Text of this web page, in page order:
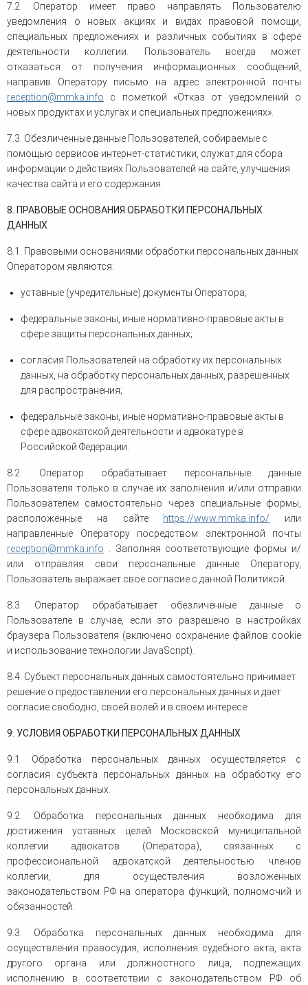
7.2. Оператор имеет право направлять Пользователю
уведомления о новых акциях и видах правовой помощи,
специальных предложениях и различных событиях в сфере
деятельности коллегии. Пользователь всегда может
отказаться от получения информационных сообщений,
направив Оператору письмо на адрес электронной почты
reception@mmka.info с пометкой «Отказ от уведомлений о
новых продуктах и услугах и специальных предложениях».
7.3. Обезличенные данные Пользователей, собираемые с
помощью сервисов интернет-статистики, служат для сбора
информации о действиях Пользователей на сайте, улучшения
качества сайта и его содержания.
8. ПРАВОВЫЕ ОСНОВАНИЯ ОБРАБОТКИ ПЕРСОНАЛЬНЫХ
ДАННЫХ
8.1. Правовыми основаниями обработки персональных данных
Оператором являются:
уставные (учредительные) документы Оператора;
федеральные законы, иные нормативно-правовые акты в
сфере защиты персональных данных;
согласия Пользователей на обработку их персональных
данных, на обработку персональных данных, разрешенных
для распространения;
федеральные законы, иные нормативно-правовые акты в
сфере адвокатской деятельности и адвокатуре в
Российской Федерации.
8.2. Оператор обрабатывает персональные данные
Пользователя только в случае их заполнения и/или отправки
Пользователем самостоятельно через специальные формы,
расположенные на сайте
https://www.mmka.info/ или
направленные Оператору посредством электронной почты
reception@mmka.info . Заполняя соответствующие формы и/
или отправляя свои персональные данные Оператору,
Пользователь выражает свое согласие с данной Политикой.
8.3. Оператор обрабатывает обезличенные данные о
Пользователе в случае, если это разрешено в настройках
браузера Пользователя (включено сохранение файлов cookie
и использование технологии JavaScript).
8.4. Субъект персональных данных самостоятельно принимает
решение о предоставлении его персональных данных и дает
согласие свободно, своей волей и в своем интересе.
9. УСЛОВИЯ ОБРАБОТКИ ПЕРСОНАЛЬНЫХ ДАННЫХ
9.1. Обработка персональных данных осуществляется с
согласия субъекта персональных данных на обработку его
персональных данных.
9.2. Обработка персональных данных необходима для
достижения уставных целей Московской муниципальной
коллегии адвокатов (Оператора), связанных с
профессиональной адвокатской деятельностью членов
коллегии, для осуществления возложенных
законодательством РФ на оператора функций, полномочий и
обязанностей.
9.3. Обработка персональных данных необходима для
осуществления правосудия, исполнения судебного акта, акта
другого органа или должностного лица, подлежащих
исполнению в соответствии с законодательством РФ об